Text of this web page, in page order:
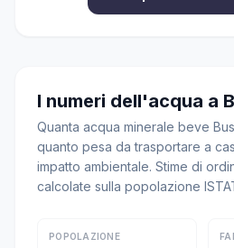
I numeri dell'acqua a
Quanta acqua minerale beve
quanto pesa da trasportare a
impatto ambientale. Stime di
calcolate sulla popolazione
POPOLAZIONE